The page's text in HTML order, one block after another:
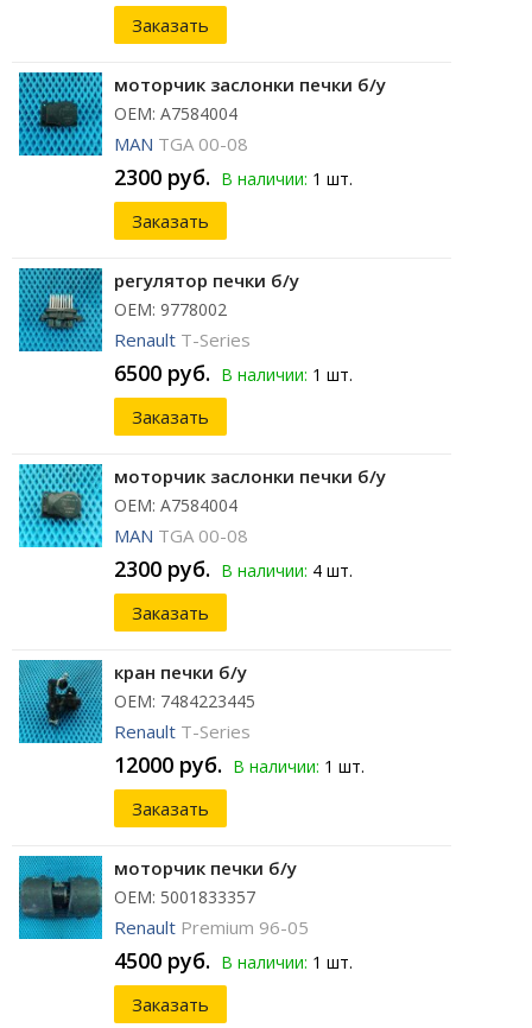
Заказать
моторчик заслонки печки б/у
ОЕМ: A7584004
MAN TGA 00-08
2300 руб. В наличии: 1 шт.
Заказать
регулятор печки б/у
ОЕМ: 9778002
Renault T-Series
6500 руб. В наличии: 1 шт.
Заказать
моторчик заслонки печки б/у
ОЕМ: A7584004
MAN TGA 00-08
2300 руб. В наличии: 4 шт.
Заказать
кран печки б/у
ОЕМ: 7484223445
Renault T-Series
12000 руб. В наличии: 1 шт.
Заказать
моторчик печки б/у
ОЕМ: 5001833357
Renault Premium 96-05
4500 руб. В наличии: 1 шт.
Заказать